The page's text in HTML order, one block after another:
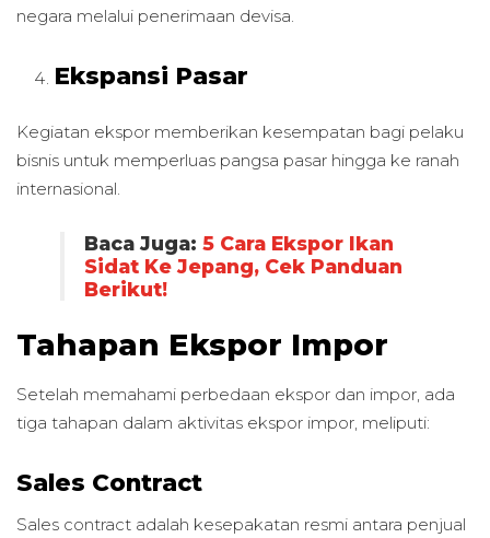
negara melalui penerimaan devisa.
Ekspansi Pasar
Kegiatan ekspor memberikan kesempatan bagi pelaku
bisnis untuk memperluas pangsa pasar hingga ke ranah
internasional.
Baca Juga: 5 Cara Ekspor Ikan
Sidat Ke Jepang, Cek Panduan
Berikut!
Tahapan Ekspor Impor
Setelah memahami perbedaan ekspor dan impor, ada
tiga tahapan dalam aktivitas ekspor impor, meliputi:
Sales Contract
Sales contract adalah kesepakatan resmi antara penjual